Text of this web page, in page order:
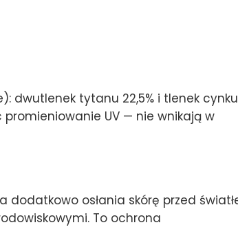
dwutlenek tytanu 22,5% i tlenek cynku
promieniowanie UV — nie wnikają w
dodatkowo osłania skórę przed
To ochrona